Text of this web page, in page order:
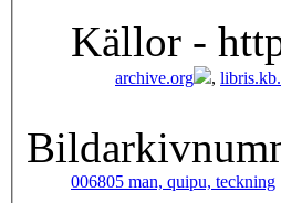
Källor -
archive.org ,
006805 man, quipu, teckning